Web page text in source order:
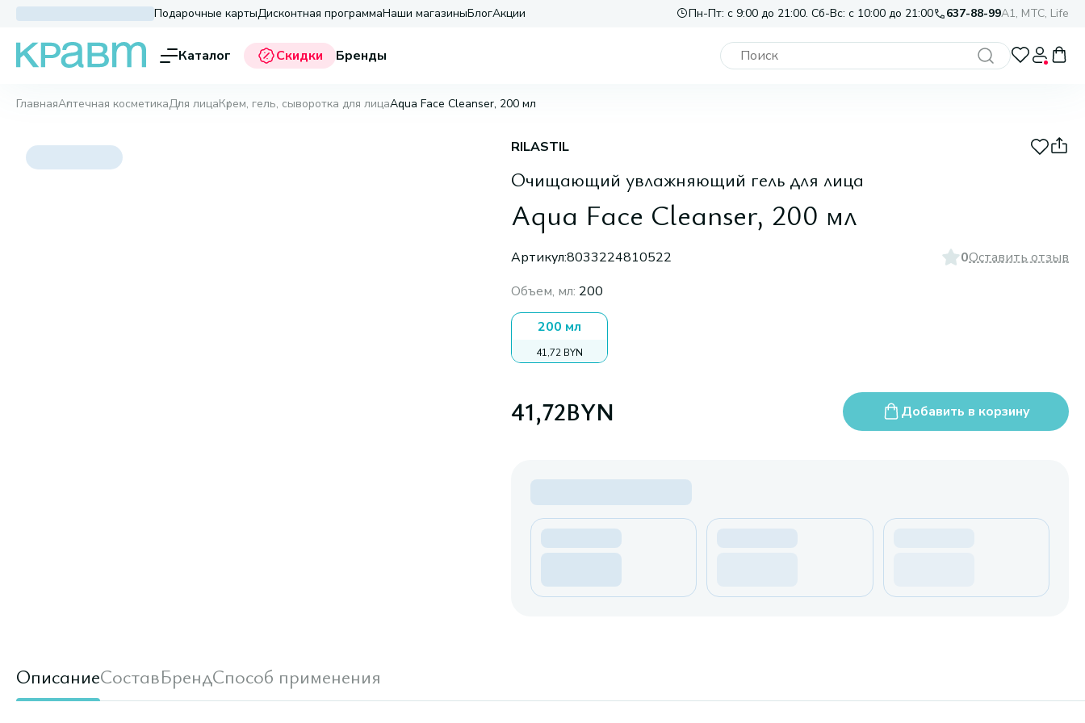
Подарочные картыДисконтная программаНаши магазиныБлогАкции Пн-Пт: с 9:00 до 21:00. Сб-Вс: с 10:00 до 21:00 637-88-99A1, МТС, Life
Каталог Скидки Бренды
ГлавнаяАптечная косметикаДля лицаКрем, гель, сыворотка для лицаAqua Face Cleanser, 200 мл
RILASTIL
Очищающий увлажняющий гель для лица
Aqua Face Cleanser, 200 мл
Артикул:8033224810522 0Оставить отзыв
Объем, мл: 200
200 мл
41,72 BYN
41,72BYN Добавить в корзину
ОписаниеСоставБрендСпособ применения